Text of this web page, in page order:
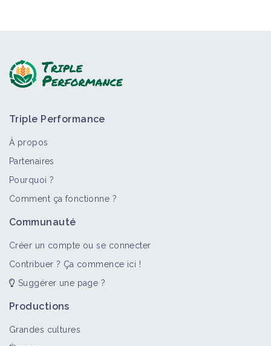
Triple Performance
À propos
Partenaires
Pourquoi ?
Comment ça fonctionne ?
Communauté
Créer un compte ou se connecter
Contribuer ? Ça commence ici !
Suggérer une page ?
Productions
Grandes cultures